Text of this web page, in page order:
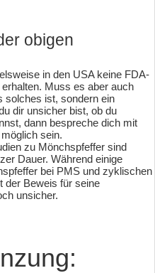
obigen
in den USA keine FDA-
Muss es aber auch
solches ist, sondern ein
dir unsicher bist, ob du
dann bespreche dich mit
sein.
zu Mönchspfeffer sind
Dauer. Während einige
bei PMS und zyklischen
der Beweis für seine
unsicher.